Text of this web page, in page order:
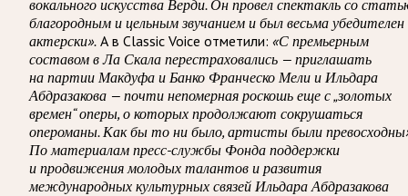
вокального искусства Верди. Он провел спектакль со
благородным и цельным звучанием и был весьма убедителен
актерски». А в Classic Voice отметили: «С премьерным
составом в Ла Скала перестраховались — приглашать
на партии Макдуфа и Банко Франческо Мели и Ильдара
Абдразакова — почти непомерная роскошь еще с „золотых
времен“ оперы, о которых продолжают сокрушаться
опероманы. Как бы то ни было, артисты были
По материалам пресс-службы Фонда поддержки
и продвижения молодых талантов и развития
международных культурных связей Ильдара Абдразакова